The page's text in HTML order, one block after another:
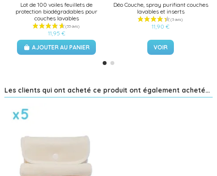
Lot de 100 voiles feuillets de
protection biodégradables pour
couches lavables
11,95 €
AJOUTER AU PANIER
Déo Couche, spray purifiant couches
lavables et inserts
11,90 €
VOIR
Les clients qui ont acheté ce produit ont également acheté...